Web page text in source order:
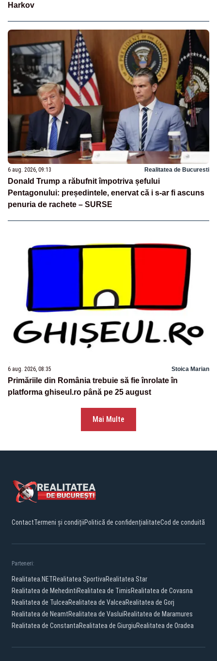
Harkov
6 aug. 2026, 09:13 Realitatea de Bucuresti
Donald Trump a răbufnit împotriva șefului
Pentagonului: președintele, enervat că i s-ar fi ascuns
penuria de rachete – SURSE
6 aug. 2026, 08:35 Stoica Marian
Primăriile din România trebuie să fie înrolate în
platforma ghiseul.ro până pe 25 august
Mai Multe
ContactTermeni și condițiiPolitică de confidențialitateCod de conduită
Parteneri:
Realitatea.NETRealitatea SportivaRealitatea Star
Realitatea de MehedintiRealitatea de TimisRealitatea de Covasna
Realitatea de TulceaRealitatea de ValceaRealitatea de Gorj
Realitatea de NeamtRealitatea de VasluiRealitatea de Maramures
Realitatea de ConstantaRealitatea de GiurgiuRealitatea de Oradea